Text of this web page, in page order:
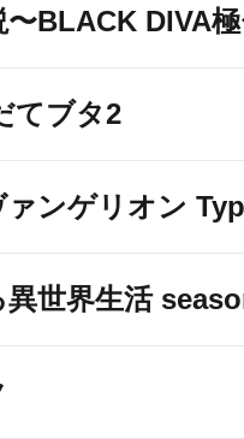
BLACK DIVA
てブタ2
ンゲリオン
世界生活